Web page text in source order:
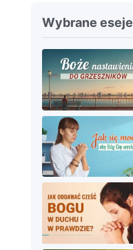
Wybrane eseje